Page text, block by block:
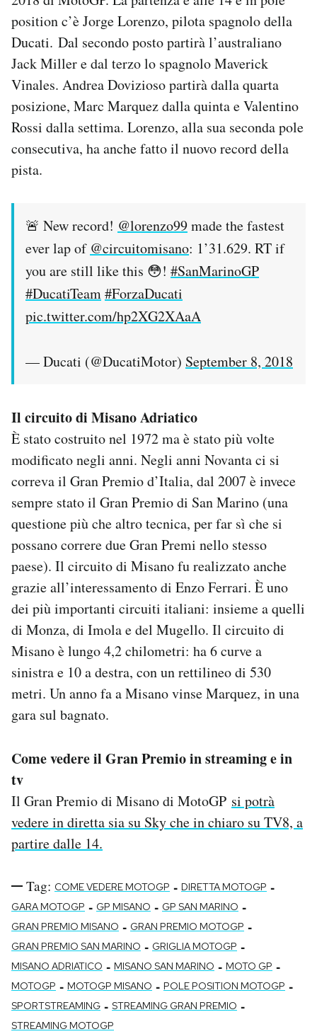
AREA PERSONALE
Area Personale
Notifiche mobile
Regala il Post
Hai bisogno di aiuto?
Esci
position c’è Jorge Lorenzo, pilota spagnolo della
Ducati. Dal secondo posto partirà l’australiano
Jack Miller e dal terzo lo spagnolo Maverick
Vinales. Andrea Dovizioso partirà dalla quarta
posizione, Marc Marquez dalla quinta e Valentino
Rossi dalla settima. Lorenzo, alla sua seconda pole
consecutiva, ha anche fatto il nuovo record della
pista.
🚨 New record! @lorenzo99made the fastest
ever lap of @circuitomisano: 1’31.629. RT if
you are still like this 😳! #SanMarinoGP
#DucatiTeam#ForzaDucati
pic.twitter.com/hp2XG2XAaA
— Ducati (@DucatiMotor) September 8, 2018
Il circuito di Misano Adriatico
È stato costruito nel 1972 ma è stato più volte
modificato negli anni. Negli anni Novanta ci si
correva il Gran Premio d’Italia, dal 2007 è invece
sempre stato il Gran Premio di San Marino (una
questione più che altro tecnica, per far sì che si
possano correre due Gran Premi nello stesso
paese). Il circuito di Misano fu realizzato anche
grazie all’interessamento di Enzo Ferrari. È uno
dei più importanti circuiti italiani: insieme a quelli
di Monza, di Imola e del Mugello. Il circuito di
Misano è lungo 4,2 chilometri: ha 6 curve a
sinistra e 10 a destra, con un rettilineo di 530
metri. Un anno fa a Misano vinse Marquez, in una
gara sul bagnato.
Come vedere il Gran Premio in streaming e in
tv
Il Gran Premio di Misano di MotoGP si potrà
vedere in diretta sia su Sky che in chiaro su TV8, a
partire dalle 14.
Tag: COME VEDERE MOTOGP - DIRETTA MOTOGP -
GARA MOTOGP - GP MISANO - GP SAN MARINO -
GRAN PREMIO MISANO - GRAN PREMIO MOTOGP -
GRAN PREMIO SAN MARINO - GRIGLIA MOTOGP -
MISANO ADRIATICO - MISANO SAN MARINO - MOTO GP -
MOTOGP - MOTOGP MISANO - POLE POSITION MOTOGP -
SPORTSTREAMING - STREAMING GRAN PREMIO -
STREAMING MOTOGP